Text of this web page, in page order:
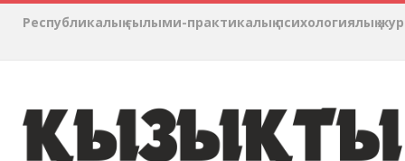
Республикалық ғылыми-практикалық психологиялық